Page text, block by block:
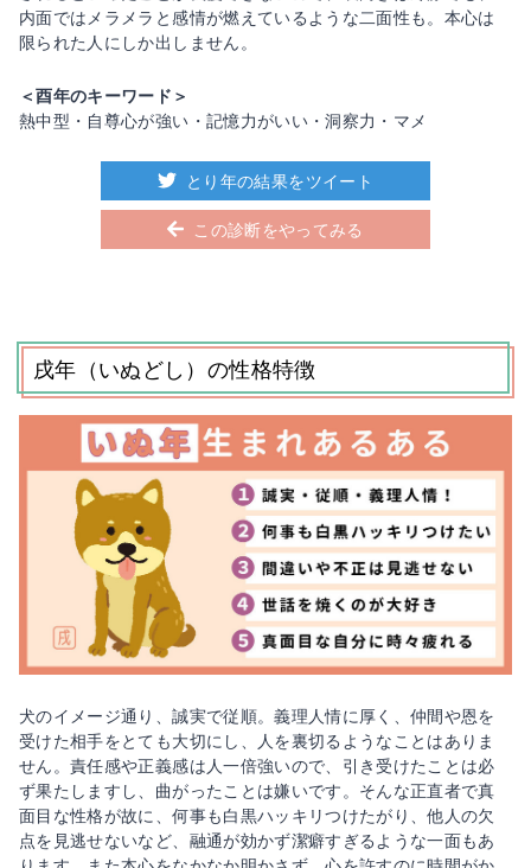
内面ではメラメラと感情が燃えているような二面性も。本心は
限られた人にしか出しません。
＜酉年のキーワード＞
熱中型・自尊心が強い・記憶力がいい・洞察力・マメ
とり年の結果をツイート
この診断をやってみる
戌年（いぬどし）の性格特徴
犬のイメージ通り、誠実で従順。義理人情に厚く、仲間や恩を
受けた相手をとても大切にし、人を裏切るようなことはありま
せん。責任感や正義感は人一倍強いので、引き受けたことは必
ず果たしますし、曲がったことは嫌いです。そんな正直者で真
面目な性格が故に、何事も白黒ハッキリつけたがり、他人の欠
点を見逃せないなど、融通が効かず潔癖すぎるような一面もあ